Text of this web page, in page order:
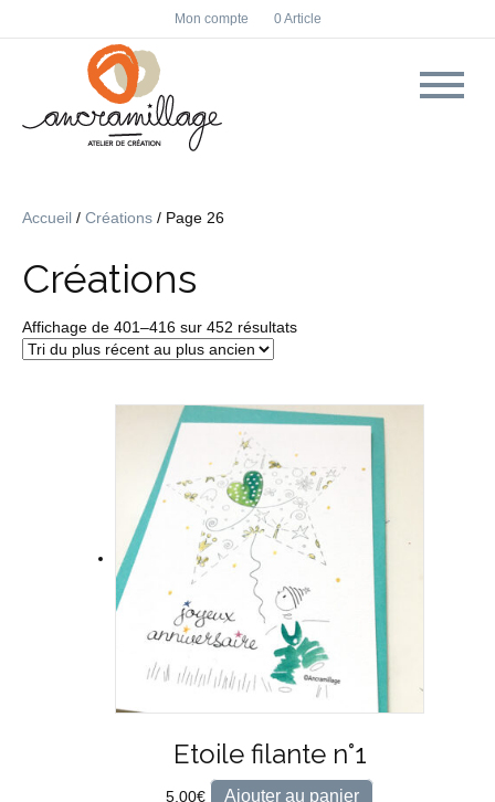
F
a
c
I
n
s
Mon compte 0 Article
Accueil / Créations / Page 26
Créations
Affichage de 401–416 sur 452 résultatsTrié
au
plus
ancien
Etoile filante n°1
5,00€ Ajouter au panier